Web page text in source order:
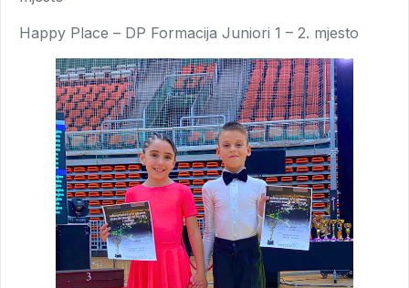
Happy Place – DP Formacija Juniori 1 – 2. mjesto